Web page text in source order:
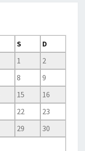
S
D
1
2
8
9
15
16
22
23
29
30